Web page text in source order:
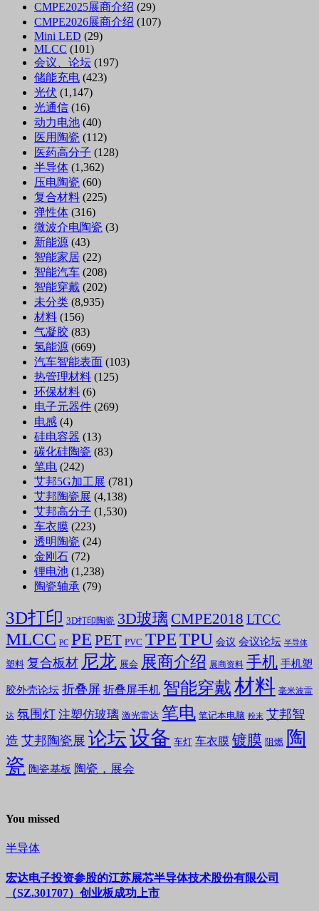
CMPE2025展商介绍 (29)
CMPE2026展商介绍 (107)
Mini LED (29)
MLCC (101)
会议、论坛 (197)
储能充电 (423)
光伏 (1,147)
光通信 (16)
动力电池 (40)
医用陶瓷 (112)
医药高分子 (128)
半导体 (1,362)
压电陶瓷 (60)
复合材料 (225)
弹性体 (316)
微波介电陶瓷 (3)
新能源 (43)
智能家居 (22)
智能汽车 (208)
智能穿戴 (202)
未分类 (8,935)
材料 (156)
气凝胶 (83)
氢能源 (669)
汽车智能表面 (103)
热管理材料 (125)
环保材料 (6)
电子元器件 (269)
电感 (4)
硅电容器 (13)
碳化硅陶瓷 (83)
笔电 (242)
艾邦5G加工展 (781)
艾邦陶瓷展 (4,138)
艾邦高分子 (1,530)
车衣膜 (223)
透明陶瓷 (24)
金刚石 (72)
锂电池 (1,238)
陶瓷轴承 (79)
3D打印 3D打印陶瓷 3D玻璃 CMPE2018 LTCC
MLCC PC PE PET PVC TPETPU 会议 会议论坛 半导体
塑料 复合板材 尼龙 展会 展商介绍 展商资料 手机 手机塑
胶外壳论坛 折叠屏 折叠屏手机 智能穿戴材料 毫米波雷
达 氛围灯 注塑仿玻璃 激光雷达 笔电 笔记本电脑 粉末 艾邦智
造 艾邦陶瓷展 论坛设备 车灯 车衣膜 镀膜 阻燃 陶
瓷 陶瓷基板 陶瓷，展会
You missed
半导体
宏达电子投资参股的江苏展芯半导体技术股份有限公司
（SZ.301707）创业板成功上市